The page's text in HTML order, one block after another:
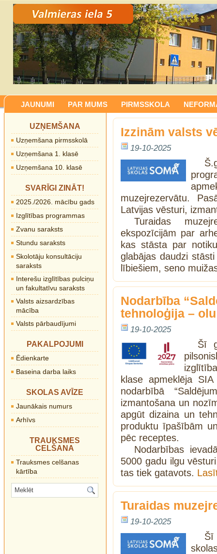
JAUNUMI PAR MUMS PIRMSSKOLA
UZŅEMŠANA
Uzņemšana pirmsskolā
Uzņemšana 1. klasē
Uzņemšana 10. klasē
SVARĪGI ZINĀT!
2025./2026. mācību gads
Izglītības programmas
Zvanu saraksts
Stundu saraksts
Skolotāju konsultāciju
saraksts
Interešu izglītības pulciņu
un fakultatīvu saraksts
Valsts aizsardzības
mācība
Valsts pārbaudījumi
PAKALPOJUMI
Ēdienkarte
Baseina darba laiks
SKOLAS AVĪZE
Jaunākais numurs
Arhīvs
TRAUKSMES
CELŠANA
Trauksmes celšanas
kārtība
Izzinām valsts
19-10-2025
muzejrezervātu.
Latvijas vēsturi,
Turaidas
ekspozīcijām par
kas stāsta par
glabājas daudzi
lībiešiem, seno
Nodarbība
tehnoloģija –
19-10-2025
Šī
klase apmeklēja
nodarbībā
izmantošana un
apgūt dizaina un
produktu īpašībām
pēc receptes.
Nodarbības
5000 gadu ilgu
tas tiek gatavots.
Turaidas
19-10-2025
Šī